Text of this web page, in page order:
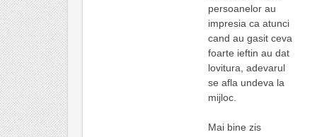
persoanelor au
impresia ca atunci
cand au gasit ceva
foarte ieftin au dat
lovitura, adevarul
se afla undeva la
mijloc.
Mai bine zis